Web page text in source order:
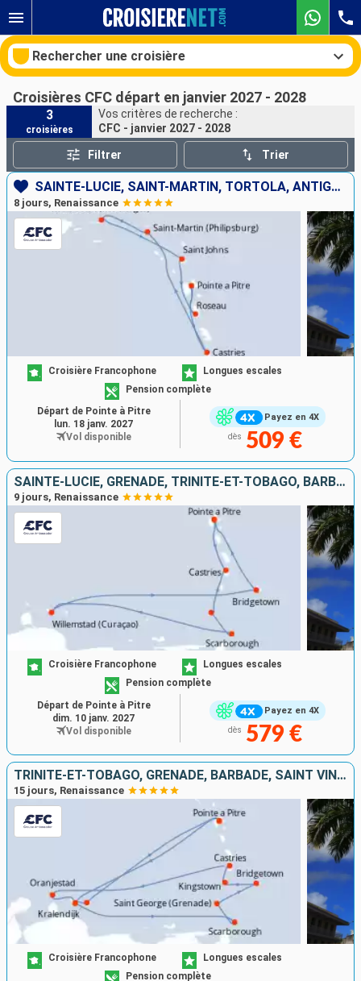
Rechercher une croisière
Nos destinations
Mois de départ
Ports
Rechercher
Croisières CFC départ en janvier 2027 - 2028
3
croisières
Vos critères de recherche :
CFC - janvier 2027 - 2028
Filtrer Trier
SAINTE-LUCIE, SAINT-MARTIN, TORTOLA, ANTIGUA-ET-BARBUDA, DOMINIQUE, GUADELOUPE
8 jours, Renaissance
Payez en 4X
Croisière Francophone
Longues escales
Pension complète
dès 509 €
Départ de Pointe à Pitre
lun. 18 janv. 2027
Vol disponible
SAINTE-LUCIE, GRENADE, TRINITÉ-ET-TOBAGO, BARBADE, GUADELOUPE
9 jours, Renaissance
Payez en 4X
Croisière Francophone
Longues escales
Pension complète
dès 579 €
Départ de Pointe à Pitre
dim. 10 janv. 2027
Vol disponible
TRINITÉ-ET-TOBAGO, GRENADE, BARBADE, SAINT VINCENT-ET-LES-GRENADINES, SAINTE-LUCIE, ARUBA, BONAIRE, GUADELOUPE
15 jours, Renaissance
Croisière Francophone
Longues escales
Pension complète